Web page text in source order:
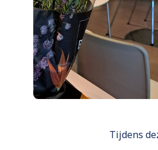
Tijdens